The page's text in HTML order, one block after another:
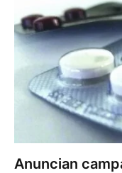
Anuncian